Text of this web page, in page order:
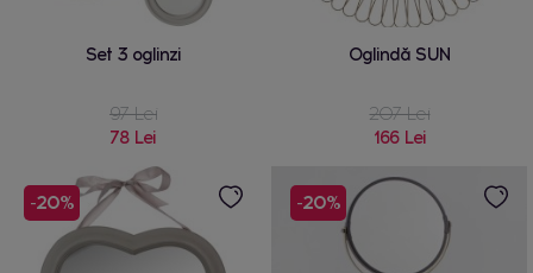
Set 3 oglinzi
97 Lei
78 Lei
Oglindă SUN
207 Lei
166 Lei
-20% -20%